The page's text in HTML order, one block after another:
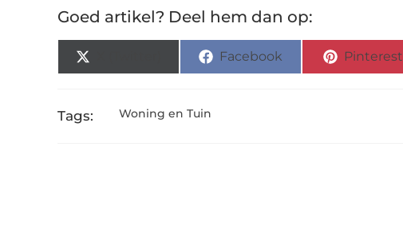
Goed artikel? Deel hem dan op:
Facebook Pinterest
Tags: Woning en Tuin